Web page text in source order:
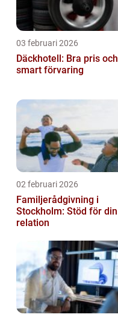
03 februari 2026
Däckhotell: Bra pris och
smart förvaring
02 februari 2026
Familjerådgivning i
Stockholm: Stöd för din
relation